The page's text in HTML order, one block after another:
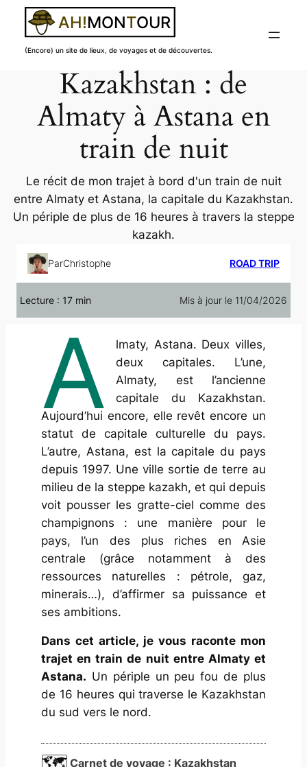
contenu
(Encore) un site de lieux, de voyages et de découvertes.
Kazakhstan : de
Almaty à Astana en
train de nuit
Le récit de mon trajet à bord d'un train de nuit
entre Almaty et Astana, la capitale du Kazakhstan.
Un périple de plus de 16 heures à travers la steppe
kazakh.
ParChristophe ROAD TRIP
Lecture : 17 min Mis à jour le 11/04/2026
A
lmaty, Astana. Deux villes,
deux capitales. L’une,
Almaty, est l’ancienne
capitale du Kazakhstan.
Aujourd’hui encore, elle revêt encore un
statut de capitale culturelle du pays.
L’autre, Astana, est la capitale du pays
depuis 1997. Une ville sortie de terre au
milieu de la steppe kazakh, et qui depuis
voit pousser les gratte-ciel comme des
champignons : une manière pour le
pays, l’un des plus riches en Asie
centrale (grâce notamment à des
ressources naturelles : pétrole, gaz,
minerais…), d’affirmer sa puissance et
ses ambitions.
Dans cet article, je vous raconte mon
trajet en train de nuit entre Almaty et
Astana. Un périple un peu fou de plus
de 16 heures qui traverse le Kazakhstan
du sud vers le nord.
Carnet de voyage : Kazakhstan